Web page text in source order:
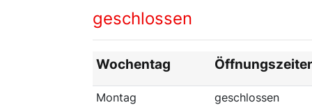
geschlossen
Wochentag
Montag
geschlossen